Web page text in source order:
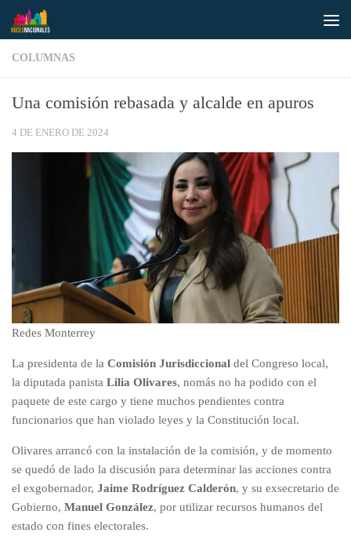
Saltar al contenido
COLUMNAS
Una comisión rebasada y alcalde en apuros
4 DE ENERO DE 2024
Redes Monterrey
La presidenta de la Comisión Jurisdiccional del Congreso local,
la diputada panista Lilia Olivares, nomás no ha podido con el
paquete de este cargo y tiene muchos pendientes contra
funcionarios que han violado leyes y la Constitución local.
Olivares arrancó con la instalación de la comisión, y de momento
se quedó de lado la discusión para determinar las acciones contra
el exgobernador, Jaime Rodríguez Calderón, y su exsecretario de
Gobierno, Manuel González, por utilizar recursos humanos del
estado con fines electorales.